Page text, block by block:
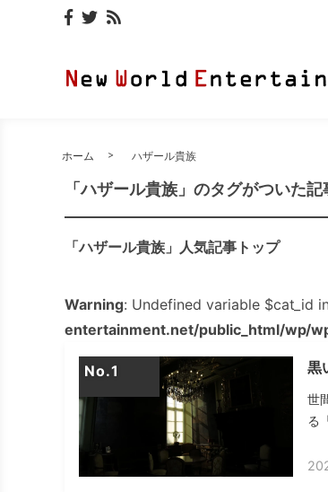
ホーム ハザール貴族
「ハザール貴族」のタグがついた記
「ハザール貴族」人気記事トップ
Warning: Undefined variable $cat_id
entertainment.net/public_html/wp/
No. 黒
世
る